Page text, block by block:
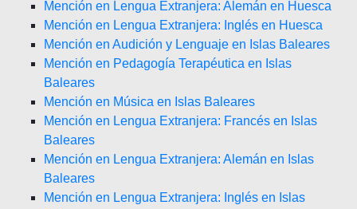
Mención en Lengua Extranjera: Alemán en Huesca
Mención en Lengua Extranjera: Inglés en Huesca
Mención en Audición y Lenguaje en Islas Baleares
Mención en Pedagogía Terapéutica en Islas
Baleares
Mención en Música en Islas Baleares
Mención en Lengua Extranjera: Francés en Islas
Baleares
Mención en Lengua Extranjera: Alemán en Islas
Baleares
Mención en Lengua Extranjera: Inglés en Islas